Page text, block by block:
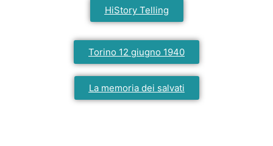
HiStory Telling
Torino 12 giugno 1940
La memoria dei salvati